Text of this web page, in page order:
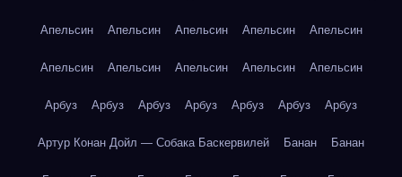
Апельсин Апельсин Апельсин Апельсин Апельсин
Апельсин Апельсин Апельсин Апельсин Апельсин
Арбуз Арбуз Арбуз Арбуз Арбуз Арбуз Арбуз
Артур Конан Дойл — Собака Баскервилей Банан Банан